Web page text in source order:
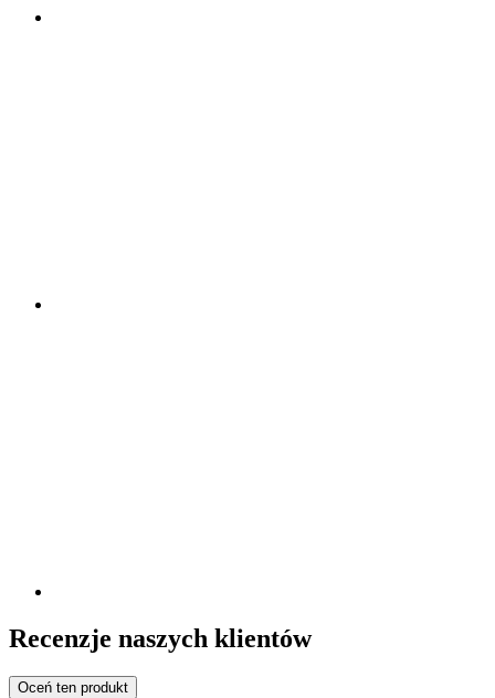
Recenzje naszych klientów
Oceń ten produkt